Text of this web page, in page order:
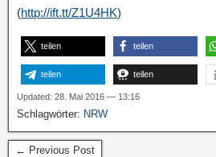
(http://ift.tt/Z1U4HK)
teilen teilen
teilen teilen
Updated: 28. Mai 2016 — 13:16
Schlagwörter: NRW
← Previous Post